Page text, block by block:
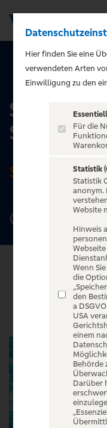
ZURÜCK ZUR
Stage
Stuttgart
STUTTGART
Hier finden Sie eine
verwendeten Arten
Einwilligung zu den
Für die
Statistik
Statistik
anonym.
Website
Hinweis
Wenn
die
den
a
USA
einem
Behörde
Darüber